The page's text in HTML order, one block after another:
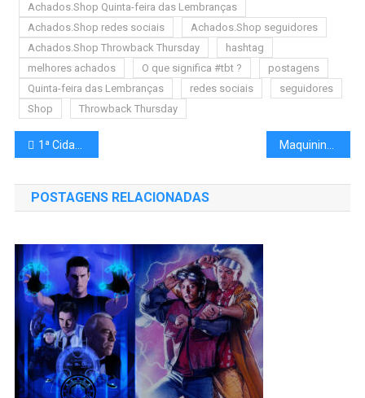
Achados.Shop Quinta-feira das Lembranças
Achados.Shop redes sociais
Achados.Shop seguidores
Achados.Shop Throwback Thursday
hashtag
melhores achados
O que significa #tbt ?
postagens
Quinta-feira das Lembranças
redes sociais
seguidores
Shop
Throwback Thursday
1ª Cidade no país a utilizar Óculos Inteligentes na Segurança Pública Maquininha de cartão: Descubra qual a melhor para você!
POSTAGENS RELACIONADAS